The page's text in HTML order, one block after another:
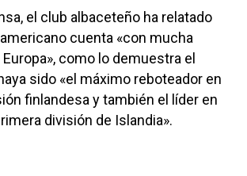
el club albaceteño ha relatado
cuenta «con mucha
como lo demuestra el
sido «el máximo reboteador en
finlandesa y también el líder en
división de Islandia».